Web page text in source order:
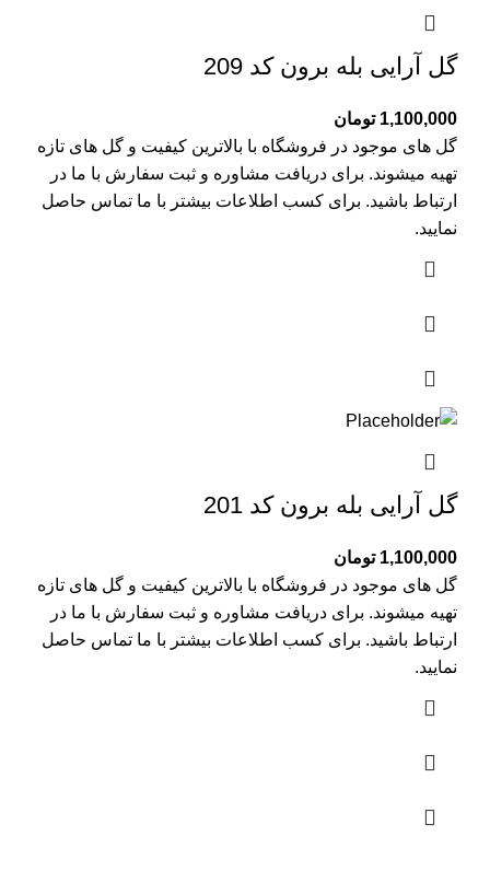
گل آرایی بله برون کد 209
1,100,000 تومان
گل های موجود در فروشگاه با بالاترین کیفیت و گل های تازه
تهیه میشوند. برای دریافت مشاوره و ثبت سفارش با ما در
ارتباط باشید. برای کسب اطلاعات بیشتر با ما تماس حاصل
نمایید.
گل آرایی بله برون کد 201
1,100,000 تومان
گل های موجود در فروشگاه با بالاترین کیفیت و گل های تازه
تهیه میشوند. برای دریافت مشاوره و ثبت سفارش با ما در
ارتباط باشید. برای کسب اطلاعات بیشتر با ما تماس حاصل
نمایید.